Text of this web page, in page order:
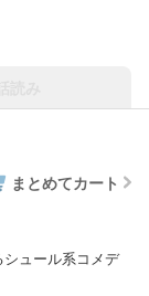
まとめてカート
ュール系コメデ